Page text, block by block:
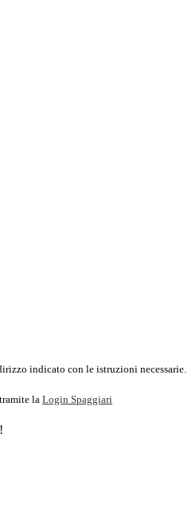
indicato con le istruzioni necessarie.
la Login Spaggiari